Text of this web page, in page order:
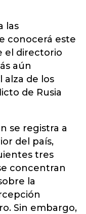
las
conocerá este
el directorio
aún
alza de los
de Rusia
se registra a
del país,
tres
concentran
la
Sin embargo,